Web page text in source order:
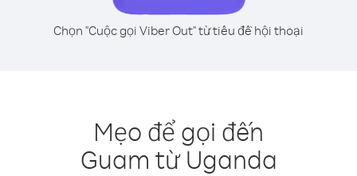
Chọn "Cuộc gọi Viber Out" từ tiêu đề hội thoại
Mẹo để gọi đến
Guam từ Uganda